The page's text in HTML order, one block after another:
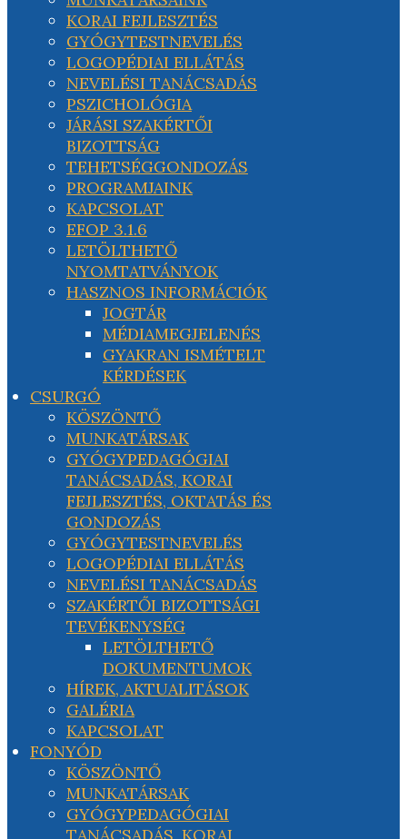
KORAI FEJLESZTÉS
GYÓGYTESTNEVELÉS
LOGOPÉDIAI ELLÁTÁS
NEVELÉSI TANÁCSADÁS
PSZICHOLÓGIA
JÁRÁSI SZAKÉRTŐI
BIZOTTSÁG
TEHETSÉGGONDOZÁS
PROGRAMJAINK
KAPCSOLAT
EFOP 3.1.6
LETÖLTHETŐ
NYOMTATVÁNYOK
HASZNOS INFORMÁCIÓK
JOGTÁR
MÉDIAMEGJELENÉS
GYAKRAN ISMÉTELT
KÉRDÉSEK
CSURGÓ
KÖSZÖNTŐ
MUNKATÁRSAK
GYÓGYPEDAGÓGIAI
TANÁCSADÁS, KORAI
FEJLESZTÉS, OKTATÁS ÉS
GONDOZÁS
GYÓGYTESTNEVELÉS
LOGOPÉDIAI ELLÁTÁS
NEVELÉSI TANÁCSADÁS
SZAKÉRTŐI BIZOTTSÁGI
TEVÉKENYSÉG
LETÖLTHETŐ
DOKUMENTUMOK
HÍREK, AKTUALITÁSOK
GALÉRIA
KAPCSOLAT
FONYÓD
KÖSZÖNTŐ
MUNKATÁRSAK
GYÓGYPEDAGÓGIAI
TANÁCSADÁS, KORAI